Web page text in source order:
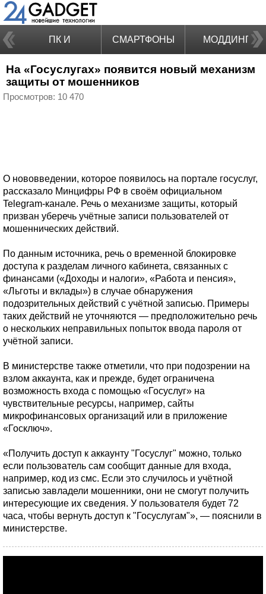
ПК И
НОУТБУКИ
СМАРТФОНЫ МОДДИНГ
На «Госуслугах» появится новый механизм
защиты от мошенников
Просмотров: 10 470
О нововведении, которое появилось на портале госуслуг,
рассказало Минцифры РФ в своём официальном
Telegram-канале. Речь о механизме защиты, который
призван уберечь учётные записи пользователей от
мошеннических действий.
По данным источника, речь о временной блокировке
доступа к разделам личного кабинета, связанных с
финансами («Доходы и налоги», «Работа и пенсия»,
«Льготы и вклады») в случае обнаружения
подозрительных действий с учётной записью. Примеры
таких действий не уточняются — предположительно речь
о нескольких неправильных попыток ввода пароля от
учётной записи.
В министерстве также отметили, что при подозрении на
взлом аккаунта, как и прежде, будет ограничена
возможность входа с помощью «Госуслуг» на
чувствительные ресурсы, например, сайты
микрофинансовых организаций или в приложение
«Госключ».
«Получить доступ к аккаунту "Госуслуг" можно, только
если пользователь сам сообщит данные для входа,
например, код из смс. Если это случилось и учётной
записью завладели мошенники, они не смогут получить
интересующие их сведения. У пользователя будет 72
часа, чтобы вернуть доступ к "Госуслугам"», — пояснили в
министерстве.